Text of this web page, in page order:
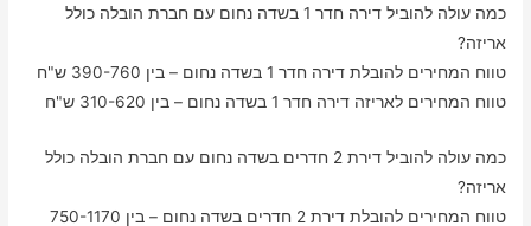
כמה עולה להוביל דירה חדר 1 בשדה נחום עם חברת הובלה כולל
אריזה?
טווח המחירים להובלת דירה חדר 1 בשדה נחום – בין 390-760 ש"ח
טווח המחירים לאריזה דירה חדר 1 בשדה נחום – בין 310-620 ש"ח
כמה עולה להוביל דירת 2 חדרים בשדה נחום עם חברת הובלה כולל
אריזה?
טווח המחירים להובלת דירת 2 חדרים בשדה נחום – בין 750-1170